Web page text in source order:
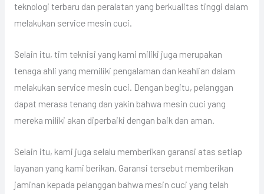
teknologi terbaru dan peralatan yang berkualitas tinggi dalam
melakukan service mesin cuci.
Selain itu, tim teknisi yang kami miliki juga merupakan
tenaga ahli yang memiliki pengalaman dan keahlian dalam
melakukan service mesin cuci. Dengan begitu, pelanggan
dapat merasa tenang dan yakin bahwa mesin cuci yang
mereka miliki akan diperbaiki dengan baik dan aman.
Selain itu, kami juga selalu memberikan garansi atas setiap
layanan yang kami berikan. Garansi tersebut memberikan
jaminan kepada pelanggan bahwa mesin cuci yang telah